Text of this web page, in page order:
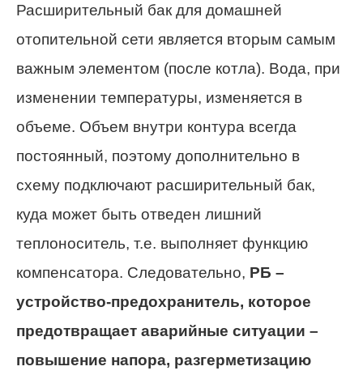
Расширительный бак для домашней
отопительной сети является вторым самым
важным элементом (после котла). Вода, при
изменении температуры, изменяется в
объеме. Объем внутри контура всегда
постоянный, поэтому дополнительно в
схему подключают расширительный бак,
куда может быть отведен лишний
теплоноситель, т.е. выполняет функцию
компенсатора. Следовательно, РБ –
устройство-предохранитель, которое
предотвращает аварийные ситуации –
повышение напора, разгерметизацию